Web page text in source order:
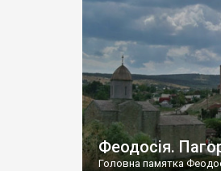
Феодосія.
Головна памятка